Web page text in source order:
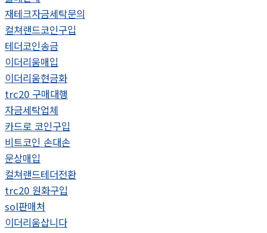
재테크자금세탁문의
컬쳐랜드코인구입
테더코인송금
이더리움매입
이더리움현금화
trc20 구매대행
자금세탁업체
카드로 코인구입
비트코인 손대손
문상매입
컬쳐랜드테더전환
trc20 원화구입
sol판매처
이더리움삽니다